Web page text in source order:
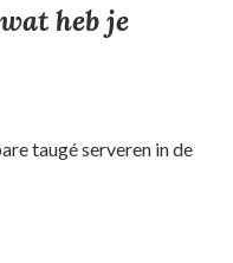
heb je
taugé serveren in de